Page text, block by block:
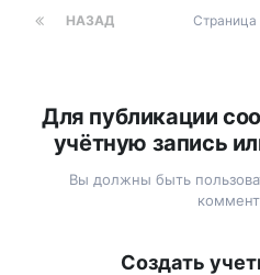
НАЗАД Страница
Для публикации
учётную запись
Вы должны быть
Создать